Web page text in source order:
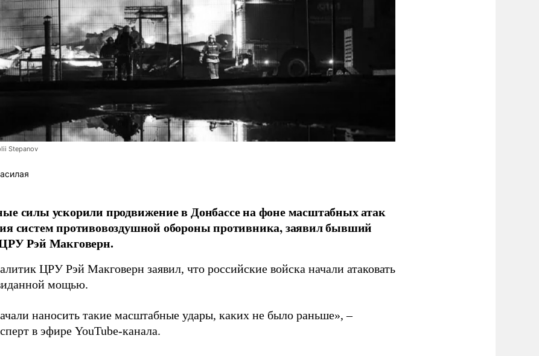
Stepanov
силы ускорили продвижение в Донбассе на фоне масштабных атак
систем противовоздушной обороны противника, заявил бывший
Рэй Макговерн.
ЦРУ Рэй Макговерн заявил, что российские войска начали атаковать
мощью.
наносить такие масштабные удары, каких не было раньше», –
в эфире YouTube-канала.